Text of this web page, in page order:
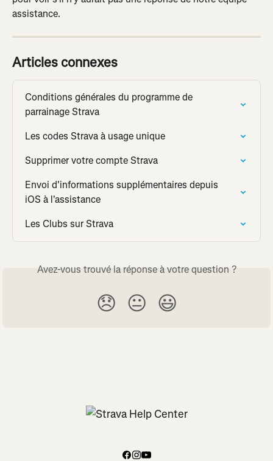
assistance.
Articles connexes
Conditions générales du programme de
parrainage Strava
Les codes Strava à usage unique
Supprimer votre compte Strava
Envoi d'informations supplémentaires depuis
iOS à l'assistance
Les Clubs sur Strava
Avez-vous trouvé la réponse à votre question ?
😞 😐 😃